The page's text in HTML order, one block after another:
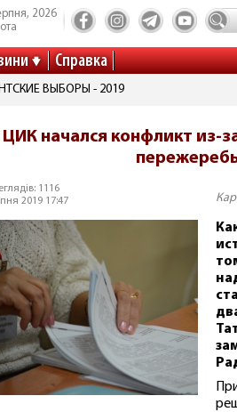
2026
Справка
ВЫБОРЫ - 2019
ЦИК начался конфликт из-
1116
2019 17:47